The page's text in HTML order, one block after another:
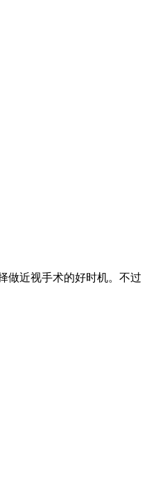
做近视手术的好时机。不过